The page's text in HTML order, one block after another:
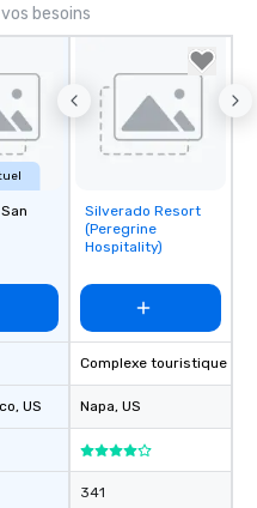
besoins
, US
Removed from
favorites
Silverado Resort
(Peregrine
Hospitality)
Complexe touristique
Napa, US
341